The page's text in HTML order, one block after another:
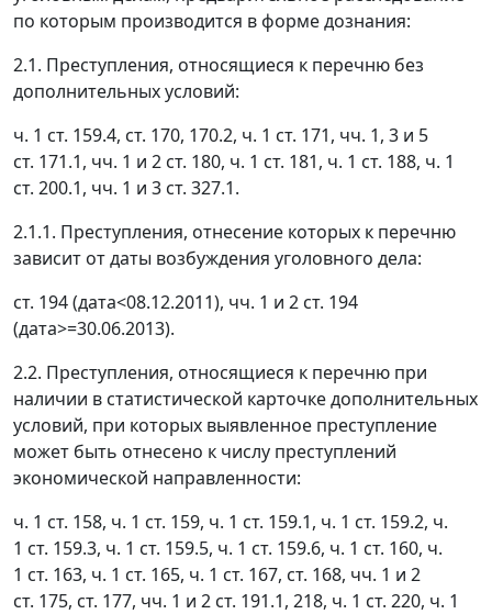
по которым производится в форме дознания:
2.1. Преступления, относящиеся к перечню без
дополнительных условий:
ч. 1 ст. 159.4, ст. 170, 170.2, ч. 1 ст. 171, чч. 1, 3 и 5
ст. 171.1, чч. 1 и 2 ст. 180, ч. 1 ст. 181, ч. 1 ст. 188, ч. 1
ст. 200.1, чч. 1 и 3 ст. 327.1.
2.1.1. Преступления, отнесение которых к перечню
зависит от даты возбуждения уголовного дела:
ст. 194 (дата<08.12.2011), чч. 1 и 2 ст. 194
(дата>=30.06.2013).
2.2. Преступления, относящиеся к перечню при
наличии в статистической карточке дополнительных
условий, при которых выявленное преступление
может быть отнесено к числу преступлений
экономической направленности:
ч. 1 ст. 158, ч. 1 ст. 159, ч. 1 ст. 159.1, ч. 1 ст. 159.2, ч.
1 ст. 159.3, ч. 1 ст. 159.5, ч. 1 ст. 159.6, ч. 1 ст. 160, ч.
1 ст. 163, ч. 1 ст. 165, ч. 1 ст. 167, ст. 168, чч. 1 и 2
ст. 175, ст. 177, чч. 1 и 2 ст. 191.1, 218, ч. 1 ст. 220, ч. 1